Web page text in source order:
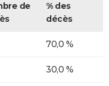
de
% des
décès
70,0 %
30,0 %